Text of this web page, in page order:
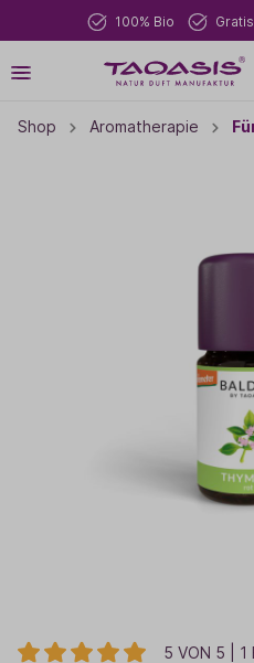
100% Bio
Shop Aromatherapie
5 VON 5 |